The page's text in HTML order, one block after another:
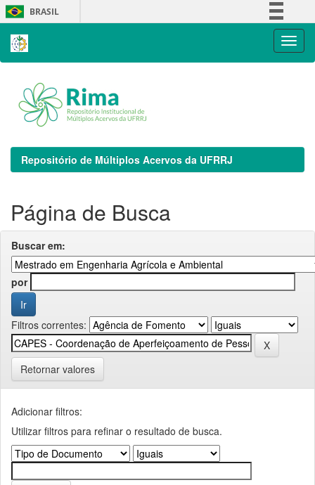
Skip
navigation
BRASIL
Repositório de Múltiplos Acervos da UFRRJ
Página de Busca
Buscar em:
por
Filtros correntes:
Retornar valores
Adicionar filtros:
Utilizar filtros para refinar o resultado de busca.